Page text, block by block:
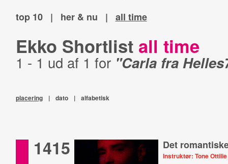
top 10 | her & nu | all time
Ekko Shortlist all time
1 - 1 ud af 1 for "Carla fra
placering | dato | alfabetisk
1415 Det
Instruktør: Tone Ottilie